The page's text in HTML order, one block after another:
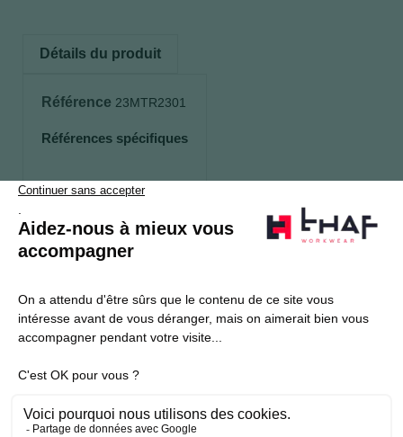
Détails du produit
Référence 23MTR2301
Références spécifiques
Je souhaite m'inscrire à la newsletter Thaf Workwear
Produits THAF